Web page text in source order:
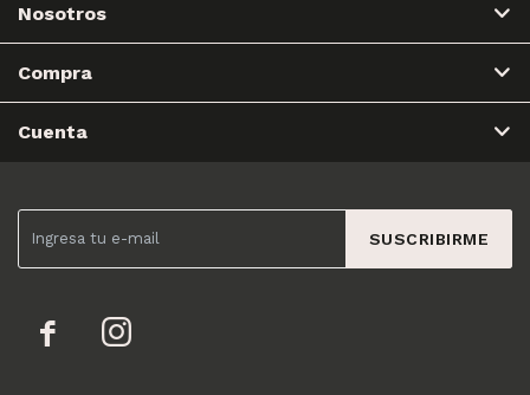
SUSCRIBIRME
 
Nosotros
Compra
Cuenta